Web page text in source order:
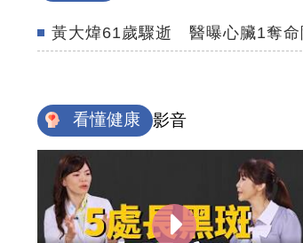
黃大煒61歲驟逝 醫曝心臟1奪命
看懂健康 影音